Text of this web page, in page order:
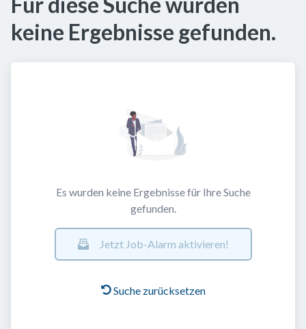
keine Ergebnisse gefunden.
Es wurden keine Ergebnisse für Ihre Suche
gefunden.
Jetzt Job-Alarm aktivieren!
Suche zurücksetzen